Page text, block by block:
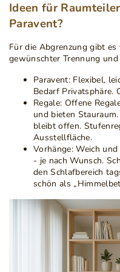
Ideen für
Paravent?
Für die Abgrenzung gibt es
gewünschter Trennung
Paravent:Flexibel,
Bedarf Privatsphäre.
Regale: Offene
und bieten
bleibt offen.
Ausstellfläche.
Vorhänge:Weich und
- je nach Wunsch.
den Schlafbereich
schön als